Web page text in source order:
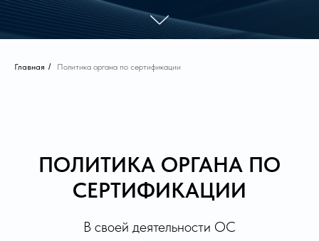
Главная / Политика органа по сертификации
ПОЛИТИКА ОРГАНА ПО
СЕРТИФИКАЦИИ
В своей деятельности ОС